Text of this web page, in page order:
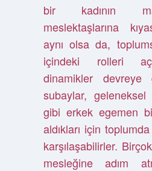
bir kadının
meslektaşlarına
aynı olsa da,
içindeki rolleri
dinamikler devreye
subaylar,
gibi erkek egemen
aldıkları için
karşılaşabilirler.
mesleğine adım